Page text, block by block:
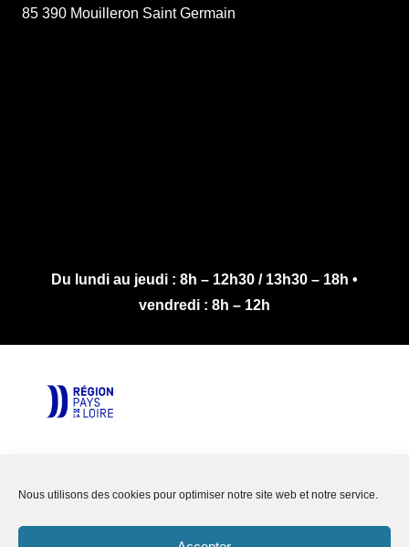
Nous utilisons des cookies pour optimiser notre site web et notre service.
85 390 Mouilleron Saint Germain
Du lundi au jeudi : 8h – 12h30 / 13h30 – 18h •
vendredi : 8h – 12h
Réalisation : Agence Nemo